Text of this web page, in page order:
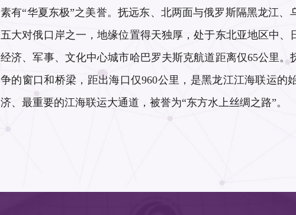
素有“华夏东极”之美誉。抚远东、北两面与俄罗斯隔黑龙江
五大对俄口岸之一，地缘位置得天独厚，处于东北亚地区中、
经济、军事、文化中心城市哈巴罗夫斯克航道距离仅65公里
争的窗口和桥梁，距出海口仅960公里，是黑龙江江海联运
济、最重要的江海联运大通道，被誉为“东方水上丝绸之路”。